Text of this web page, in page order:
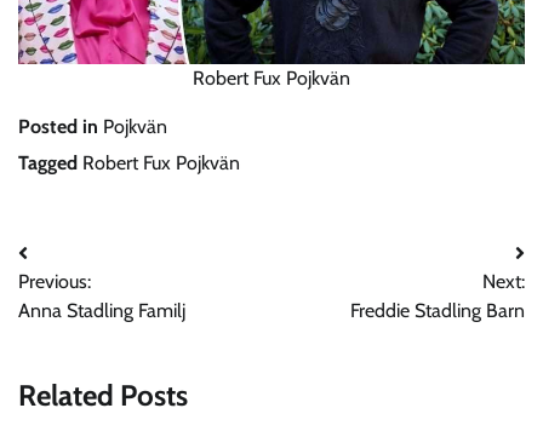
Robert Fux Pojkvän
Posted in Pojkvän
Tagged Robert Fux Pojkvän
Post
navigation
Previous:
Anna Stadling Familj
Next:
Freddie Stadling Barn
Related Posts